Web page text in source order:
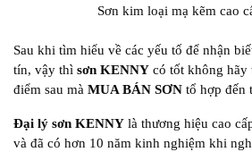
Sơn kim loại mạ kẽm cao
Sau khi tìm hiểu về các yếu tố để nhận
tín, vậy thì sơn KENNY có tốt không hãy
điểm sau mà MUA BÁN SƠN tổ hợp đến
Đại lý sơn KENNY là thương hiệu cao
và đã có hơn 10 năm kinh nghiệm khi